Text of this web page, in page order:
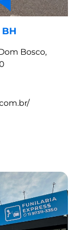
Bosco,